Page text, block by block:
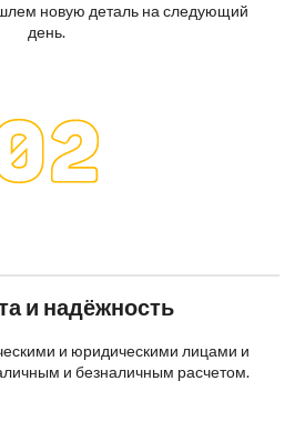
новую деталь на следующий
день.
и надёжность
и юридическими лицами и
и безналичным расчетом.